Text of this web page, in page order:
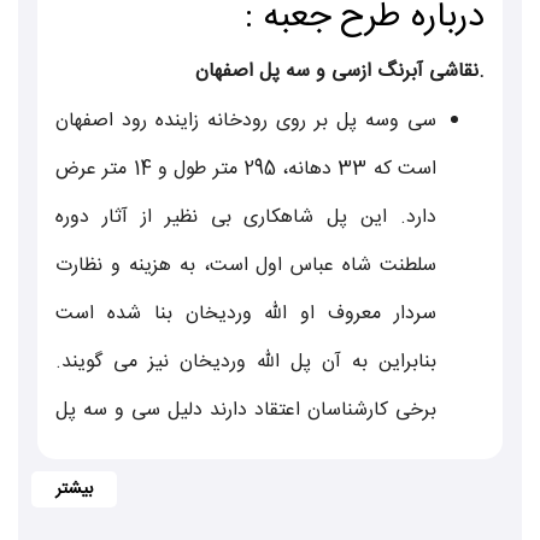
استفاده نمی شود، ماندگاری بالایی داشته و
درشرایط مناسب به مدت طولانی حتی یک سال
میتوان نگهداری کرد، البته بهتراست گز به صورت
تازه مصرف شود.ماندگاری و نگهداری گز به مدت
طولانی تر، این شیرینی شگفت انگیز را گزینه ای
مناسب و مقرون به صرفه برای پذیرایی های
سریع و زیبنده مهمان نوازی فاخر ایرانیان تبدیل
کرده است . علاوه بر این به خاطر استفاده از
افزودنی های گیاهی متعدد که هر کدام به تنهایی
همچنین مغزهای بادام و پسته سرشار از خواص
درباره طرح جعبه :
.نقاشی آبرنگ ازسی و سه پل اصفهان
سی وسه پل بر روی رودخانه زاینده رود اصفهان
است که 33 دهانه، 295 متر طول و 14 متر عرض
دارد. این پل شاهکاری بی‏ نظیر از آثار دوره
سلطنت شاه‏ عباس اول است، به هزینه و نظارت
سردار معروف او الله ‏وردی‏خان بنا شده است
بنابراین به آن پل الله ‏وردی‏خان نیز می گویند.
برخی کارشناسان اعتقاد دارند دلیل سی و سه پل
ها نمادی از آناهیتا می باشند و عدد صد و سی و